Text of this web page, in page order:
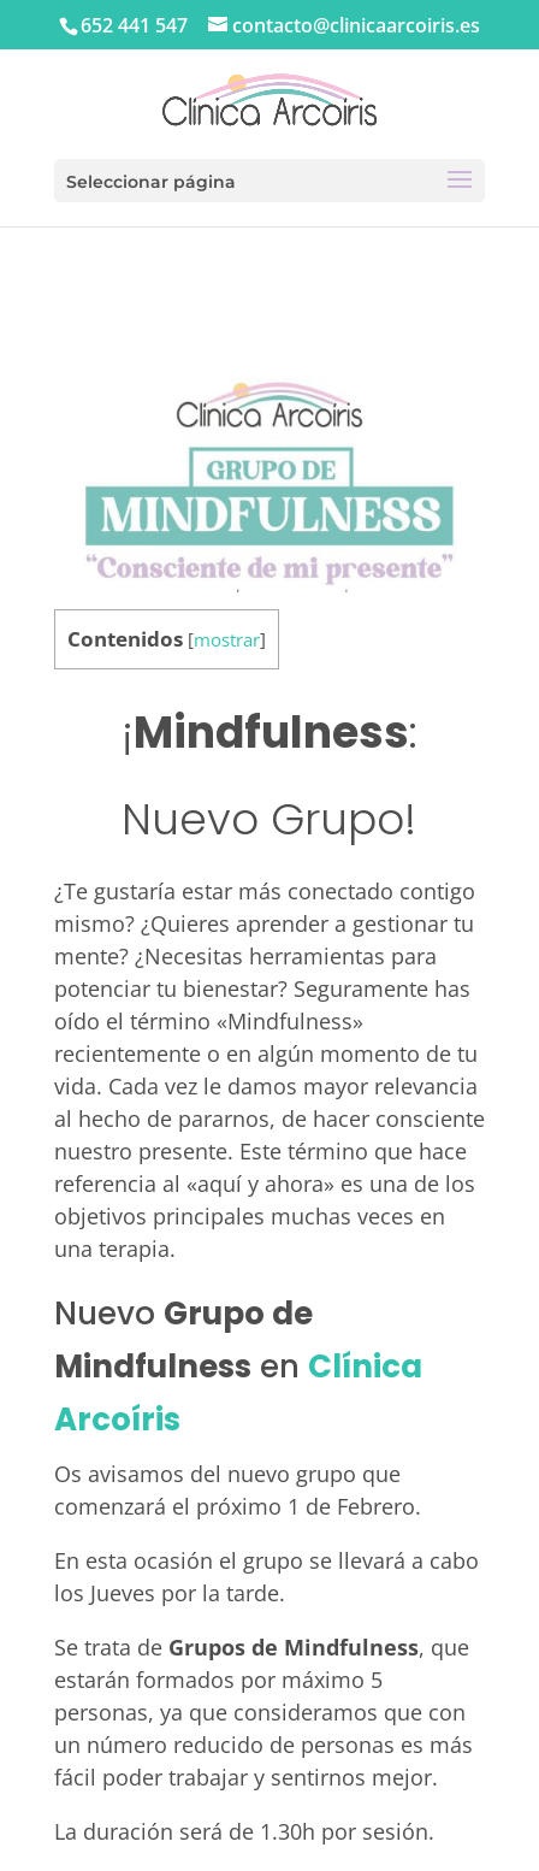
652 441 547 contacto@clinicaarcoiris.es
Seleccionar página
Contenidos [mostrar]
¡Mindfulness:
Nuevo Grupo!
¿Te gustaría estar más conectado contigo
mismo? ¿Quieres aprender a gestionar tu
mente? ¿Necesitas herramientas para
potenciar tu bienestar? Seguramente has
oído el término «Mindfulness»
recientemente o en algún momento de tu
vida. Cada vez le damos mayor relevancia
al hecho de pararnos, de hacer consciente
nuestro presente. Este término que hace
referencia al «aquí y ahora» es una de los
objetivos principales muchas veces en
una terapia.
Nuevo Grupo de
Mindfulness en Clínica
Arcoíris
Os avisamos del nuevo grupo que
comenzará el próximo 1 de Febrero.
En esta ocasión el grupo se llevará a cabo
los Jueves por la tarde.
Se trata de Grupos de Mindfulness, que
estarán formados por máximo 5
personas, ya que consideramos que con
un número reducido de personas es más
fácil poder trabajar y sentirnos mejor.
La duración será de 1.30h por sesión.